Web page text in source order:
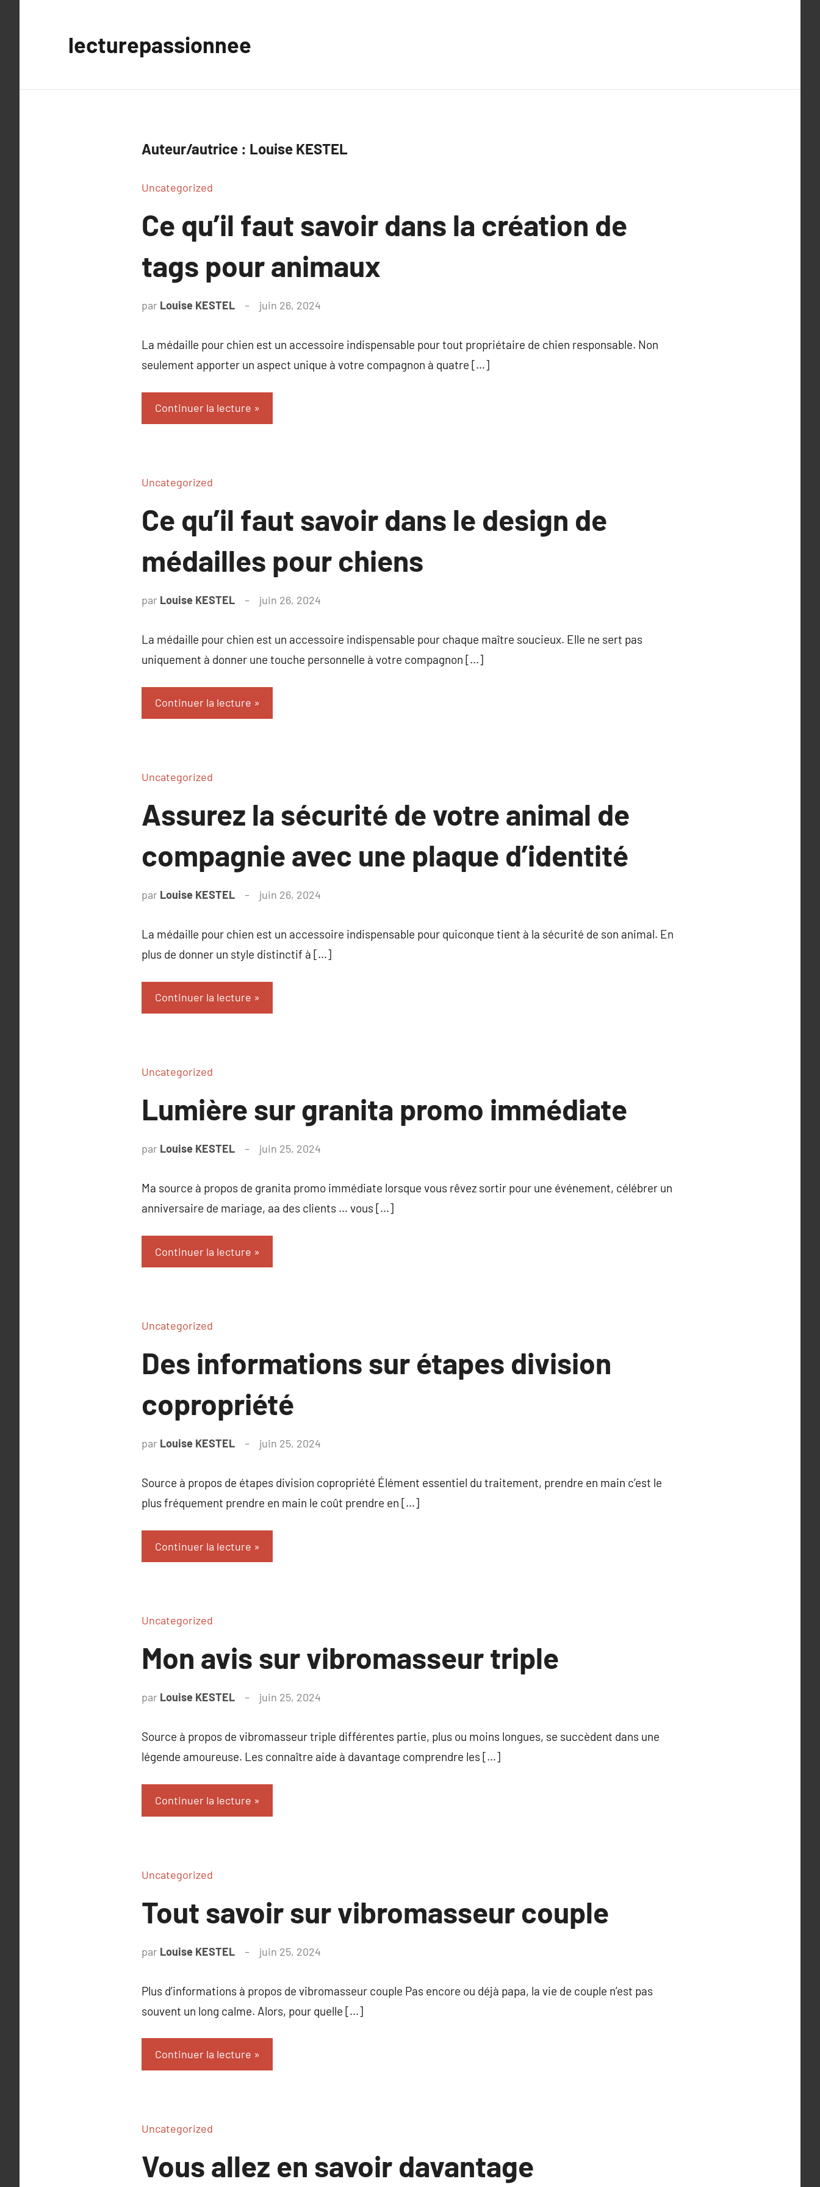
lecturepassionnee
Auteur/autrice : Louise KESTEL
Uncategorized
Ce qu’il faut savoir dans la création de
tags pour animaux
par Louise KESTEL juin 26, 2024
La médaille pour chien est un accessoire indispensable pour tout propriétaire de chien responsable. Non
seulement apporter un aspect unique à votre compagnon à quatre […]
Continuer la lecture
Uncategorized
Ce qu’il faut savoir dans le design de
médailles pour chiens
par Louise KESTEL juin 26, 2024
La médaille pour chien est un accessoire indispensable pour chaque maître soucieux. Elle ne sert pas
uniquement à donner une touche personnelle à votre compagnon […]
Continuer la lecture
Uncategorized
Assurez la sécurité de votre animal de
compagnie avec une plaque d’identité
par Louise KESTEL juin 26, 2024
La médaille pour chien est un accessoire indispensable pour quiconque tient à la sécurité de son animal. En
plus de donner un style distinctif à […]
Continuer la lecture
Uncategorized
Lumière sur granita promo immédiate
par Louise KESTEL juin 25, 2024
Ma source à propos de granita promo immédiate lorsque vous rêvez sortir pour une événement, célébrer un
anniversaire de mariage, aa des clients … vous […]
Continuer la lecture
Uncategorized
Des informations sur étapes division
copropriété
par Louise KESTEL juin 25, 2024
Source à propos de étapes division copropriété Élément essentiel du traitement, prendre en main c’est le
plus fréquement prendre en main le coût prendre en […]
Continuer la lecture
Uncategorized
Mon avis sur vibromasseur triple
par Louise KESTEL juin 25, 2024
Source à propos de vibromasseur triple différentes partie, plus ou moins longues, se succèdent dans une
légende amoureuse. Les connaître aide à davantage comprendre les […]
Continuer la lecture
Uncategorized
Tout savoir sur vibromasseur couple
par Louise KESTEL juin 25, 2024
Plus d’informations à propos de vibromasseur couple Pas encore ou déjà papa, la vie de couple n’est pas
souvent un long calme. Alors, pour quelle […]
Continuer la lecture
Uncategorized
Vous allez en savoir davantage